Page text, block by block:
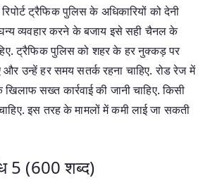
ट्रैफिक पुलिस के अधिकारियों को देनी
व्यवहार करने के बजाय इसे सही चैनल के
ट्रैफिक पुलिस को शहर के हर नुक्कड़ पर
और उन्हें हर समय सतर्क रहना चाहिए. रोड रेज में
सख्त कार्रवाई की जानी चाहिए. किसी
इस तरह के मामलों में कमी लाई जा सकती
5 (600 शब्द)